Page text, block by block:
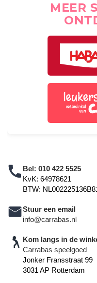
MEER
Bel: 010 422 5525
KvK: 64978621
BTW:
Stuur een email
info@carrabas.nl
Kom langs in de
Carrabas speelgoed
Jonker Fransstraat 99
3031 AP Rotterdam